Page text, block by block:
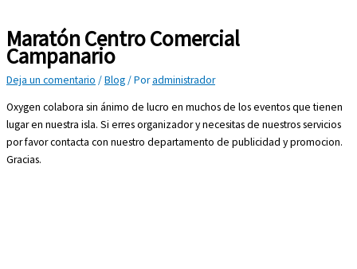
Maratón Centro Comercial
Campanario
Deja un comentario /Blog/ Poradministrador
Oxygen colabora sin ánimo de lucro en muchos de los eventos que tienen
lugar en nuestra isla. Si erres organizador y necesitas de nuestros servicios
por favor contacta con nuestro departamento de publicidad y promocion.
Gracias.